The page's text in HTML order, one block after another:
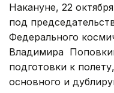
Накануне, 22
под
Федерального
Владимира
подготовки к
основного и